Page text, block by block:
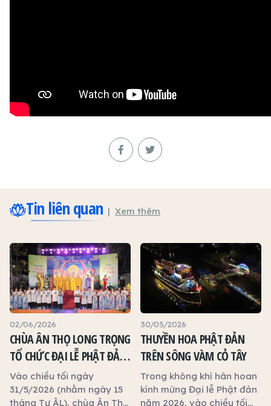
Tin liên quan Xem thêm
02/06/2026
CHÙA ÂN THỌ LONG TRỌNG
TỔ CHỨC ĐẠI LỄ PHẬT ĐẢN
NĂM 2026
Vào chiều tối ngày
31/5/2026 (nhằm ngày 15
tháng Tư ÂL), chùa Ân Thọ
30/05/2026
THUYỀN HOA PHẬT ĐẢN
TRÊN SÔNG VÀM CỎ TÂY
Trong không khí hân hoan
kính mừng Đại lễ Phật đản
năm 2026, vào chiều tối